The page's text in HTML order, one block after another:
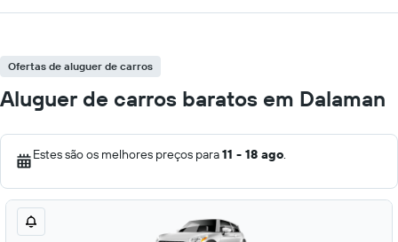
Ofertas de aluguer de carros
Aluguer de carros baratos em Dalaman
Estes são os melhores preços para11 - 18 ago.